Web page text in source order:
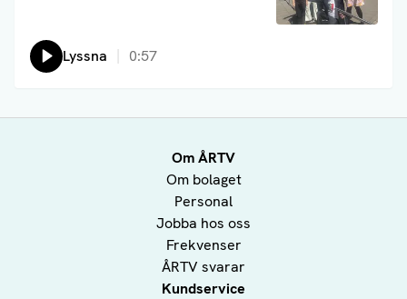
Lyssna 0:57
Om ÅRTV
Om bolaget
Personal
Jobba hos oss
Frekvenser
ÅRTV svarar
Kundservice